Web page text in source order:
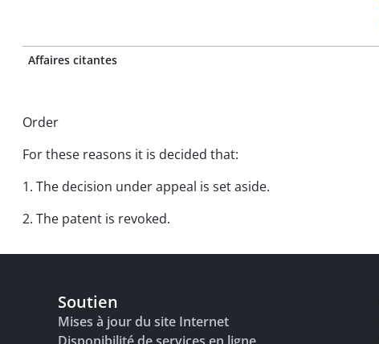
Affaires citantes
Order
For these reasons it is decided that:
1. The decision under appeal is set aside.
2. The patent is revoked.
Soutien
Mises à jour du site Internet